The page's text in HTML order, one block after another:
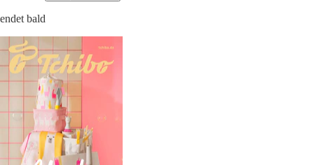
endet bald